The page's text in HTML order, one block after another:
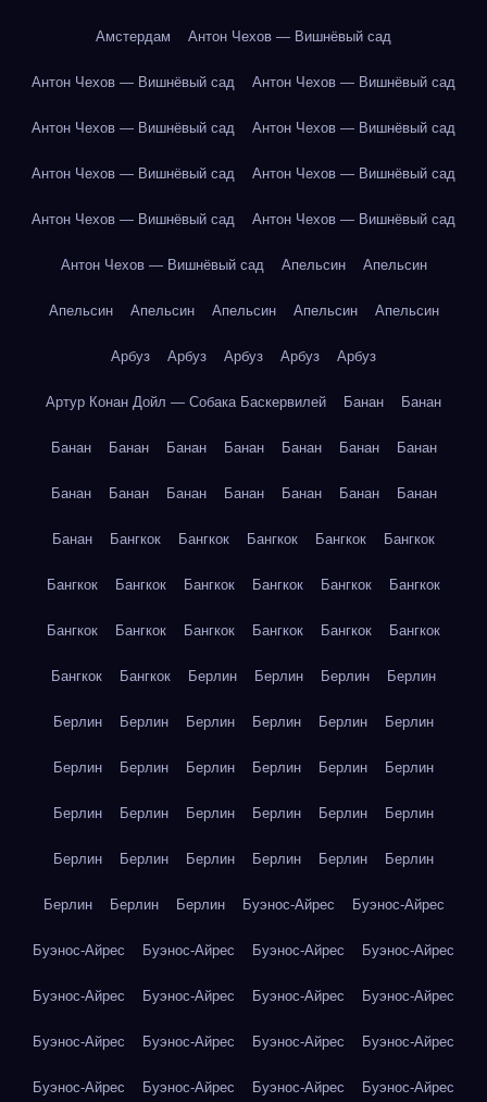
Амстердам Антон Чехов — Вишнёвый сад
Антон Чехов — Вишнёвый сад Антон Чехов — Вишнёвый сад
Антон Чехов — Вишнёвый сад Антон Чехов — Вишнёвый сад
Антон Чехов — Вишнёвый сад Антон Чехов — Вишнёвый сад
Антон Чехов — Вишнёвый сад Антон Чехов — Вишнёвый сад
Антон Чехов — Вишнёвый сад Апельсин Апельсин
Апельсин Апельсин Апельсин Апельсин Апельсин
Арбуз Арбуз Арбуз Арбуз Арбуз
Артур Конан Дойл — Собака Баскервилей Банан Банан
Банан Банан Банан Банан Банан Банан Банан
Банан Банан Банан Банан Банан Банан Банан
Банан Бангкок Бангкок Бангкок Бангкок Бангкок
Бангкок Бангкок Бангкок Бангкок Бангкок Бангкок
Бангкок Бангкок Бангкок Бангкок Бангкок Бангкок
Бангкок Бангкок Берлин Берлин Берлин Берлин
Берлин Берлин Берлин Берлин Берлин Берлин
Берлин Берлин Берлин Берлин Берлин Берлин
Берлин Берлин Берлин Берлин Берлин Берлин
Берлин Берлин Берлин Берлин Берлин Берлин
Берлин Берлин Берлин Буэнос-Айрес Буэнос-Айрес
Буэнос-Айрес Буэнос-Айрес Буэнос-Айрес Буэнос-Айрес
Буэнос-Айрес Буэнос-Айрес Буэнос-Айрес Буэнос-Айрес
Буэнос-Айрес Буэнос-Айрес Буэнос-Айрес Буэнос-Айрес
Буэнос-Айрес Буэнос-Айрес Буэнос-Айрес Буэнос-Айрес